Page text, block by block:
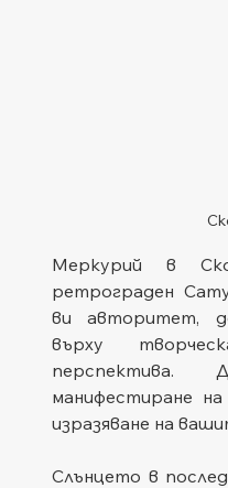
Меркурий в
ретрограден
ви авторитет,
върху
манифестиране
изразяване на
Слънцето в